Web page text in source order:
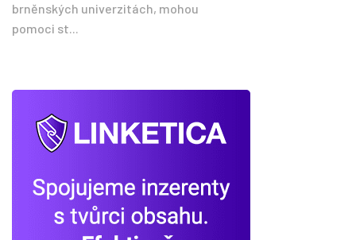
brněnských univerzitách, mohou
pomoci st...